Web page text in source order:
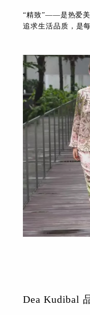
“精致”——是热爱
追求生活品质，是
Dea Kudibal